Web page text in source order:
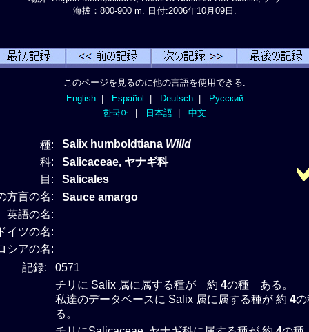
海拔：800-900 m. 日付:2006年10月09日.
このページを見るのに他の言語を使用できる:
English| Español Deutsch|
Русский
한국어
日本語 中文
種: Salix humboldtiana Willd
科:
Salicaceae, ヤナギ科
目:
Salicales
方言の名:
Sauce amargo
英語の名:
イツの名:
シアの名:
記録:
0571
チリに Salix 属に属する種が 約 4の種 ある。
私達のデータベースに Salix 属に属する種が 約 4
る。